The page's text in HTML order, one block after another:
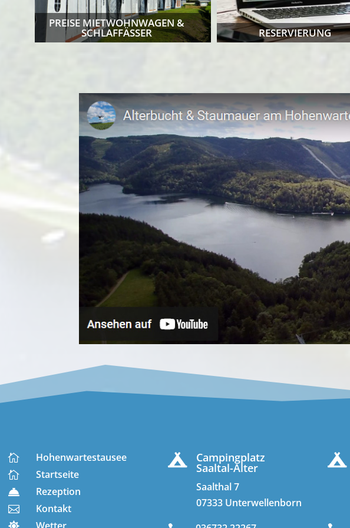
PREISE MIETWOHNWAGEN &
SCHLAFFÄSSER RESERVIERUNG
 Hohenwartestausee
 Startseite
 Rezeption
 Kontakt
 Campingplatz
Saaltal-Alter
Saalthal 7
07333 Unterwellenborn
